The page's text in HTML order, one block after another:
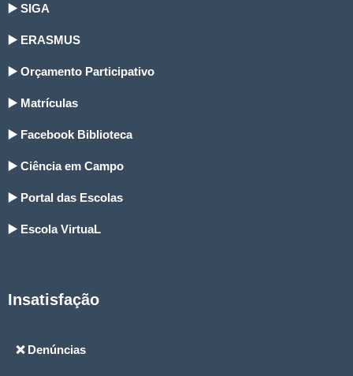
▶️ SIGA
▶️ ERASMUS
▶️ Orçamento Participativo
▶️ Matrículas
▶️ Facebook Biblioteca
▶️ Ciência em Campo
▶️ Portal das Escolas
▶️ Escola VirtuaL
Insatisfação
❌ Denúncias